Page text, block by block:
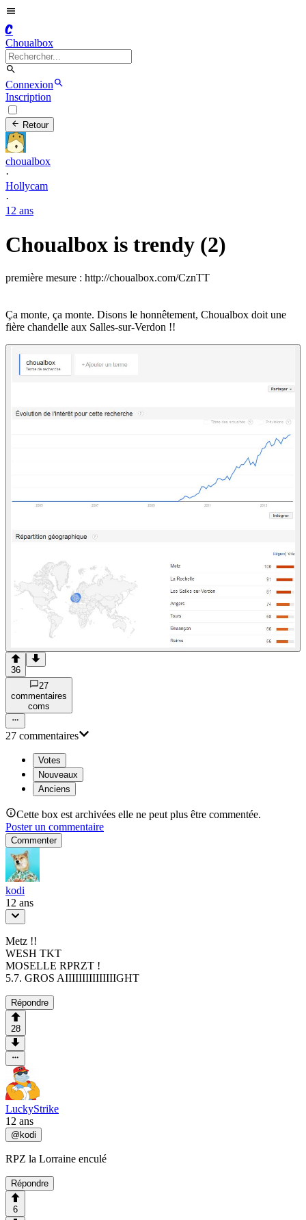
C
Choualbox
Connexion
Inscription
Retour
choualbox
·
Hollycam
·
12 ans
Choualbox is trendy (2)
première mesure : http://choualbox.com/CznTT
Ça monte, ça monte. Disons le honnêtement, Choualbox doit une
fière chandelle aux Salles-sur-Verdon !!
36
27
commentaires
coms
27 commentaires
Votes
Nouveaux
Anciens
Cette box est archivées elle ne peut plus être commentée.
Poster un commentaire
Commenter
kodi
12 ans
Metz !!
WESH TKT
MOSELLE RPRZT !
5.7. GROS AIIIIIIIIIIIIIIIGHT
Répondre
28
LuckyStrike
12 ans
@ kodi
RPZ la Lorraine enculé
Répondre
6